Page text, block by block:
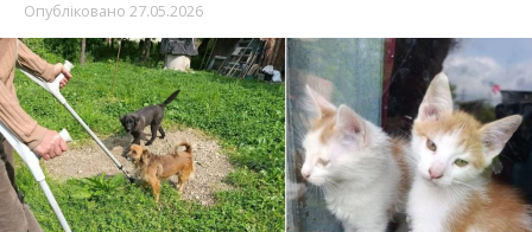
Опубліковано 27.05.2026